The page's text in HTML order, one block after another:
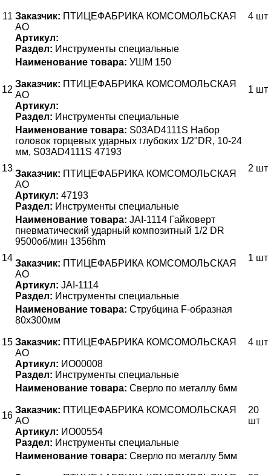
11 Заказчик: ПТИЦЕФАБРИКА КОМСОМОЛЬСКАЯ
АО
Артикул:
Раздел: Инструменты специальные
4 шт
12
Наименование товара: УШМ 150
Заказчик: ПТИЦЕФАБРИКА КОМСОМОЛЬСКАЯ
АО
Артикул:
Раздел: Инструменты специальные
1 шт
13
Наименование товара: S03AD4111S Набор
головок торцевых ударных глубоких 1/2"DR, 10-24
мм, S03AD4111S 47193
Заказчик: ПТИЦЕФАБРИКА КОМСОМОЛЬСКАЯ
АО
Артикул: 47193
Раздел: Инструменты специальные
2 шт
14
Наименование товара: JAI-1114 Гайковерт
пневматический ударный композитный 1/2 DR
9500об/мин 1356hm
Заказчик: ПТИЦЕФАБРИКА КОМСОМОЛЬСКАЯ
АО
Артикул: JAI-1114
Раздел: Инструменты специальные
1 шт
15
Наименование товара: Струбцина F-образная
80х300мм
Заказчик: ПТИЦЕФАБРИКА КОМСОМОЛЬСКАЯ
АО
Артикул: ИО00008
Раздел: Инструменты специальные
4 шт
16
Наименование товара: Сверло по металлу 6мм
Заказчик: ПТИЦЕФАБРИКА КОМСОМОЛЬСКАЯ
АО
Артикул: ИО00554
Раздел: Инструменты специальные
20
шт
Наименование товара: Сверло по металлу 5мм